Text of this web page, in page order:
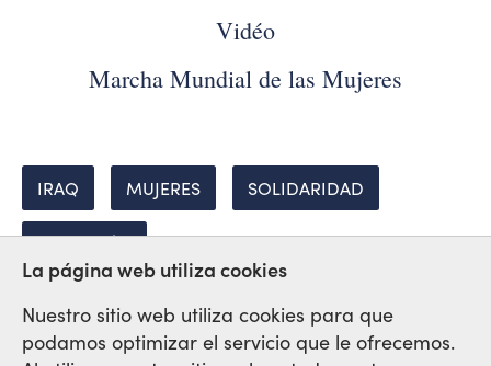
Vidéo
Marcha Mundial de las Mujeres
IRAQ MUJERES SOLIDARIDAD
REPRESIÓN
Red Sindical Internacional
La página web utiliza cookies
Nuestro sitio web utiliza cookies para que
podamos optimizar el servicio que le ofrecemos.